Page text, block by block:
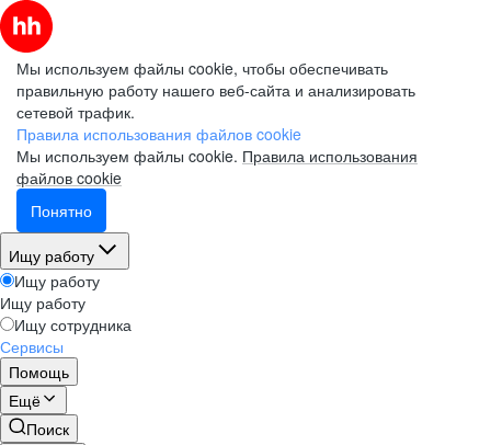
Мы используем файлы cookie, чтобы обеспечивать
правильную работу нашего веб-сайта и анализировать
сетевой трафик.
Правила использования файлов cookie
Мы используем файлы cookie. Правила использования
файлов cookie
Понятно
Ищу работу
Ищу работу
Ищу работу
Ищу сотрудника
Сервисы
Помощь
Ещё
Поиск